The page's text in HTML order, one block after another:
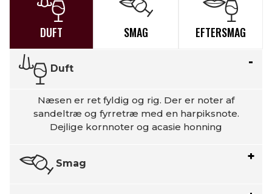
DUFT SMAG EFTERSMAG
Duft
Næsen er ret fyldig og rig. Der er noter af
sandeltræ og fyrretræ med en harpiksnote.
Dejlige kornnoter og acasie honning
Smag